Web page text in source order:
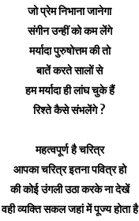
जो प्रेम निभाना जानेगा
संगीन उन्हीं को कम लेंगे
मर्यादा पुरुषोत्तम की तो
बातें करते सालों से
हम मर्यादा ही लांघ चुके हैं
रिश्ते कैसे संभलेंगे ?
महत्वपूर्ण है चरित्र
आपका चरित्र इतना पवित्र हो
की कोई उंगली उठा करके ना देखें
वही व्यक्ति सकल जहां में पूज्य होता है